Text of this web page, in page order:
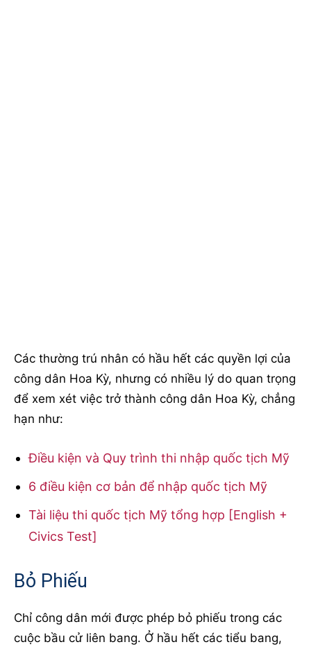
Các thường trú nhân có hầu hết các quyền lợi của
công dân Hoa Kỳ, nhưng có nhiều lý do quan trọng
để xem xét việc trở thành công dân Hoa Kỳ, chẳng
hạn như:
Điều kiện và Quy trình thi nhập quốc tịch Mỹ
6 điều kiện cơ bản để nhập quốc tịch Mỹ
Tài liệu thi quốc tịch Mỹ tổng hợp [English +
Civics Test]
Bỏ Phiếu
Chỉ công dân mới được phép bỏ phiếu trong các
cuộc bầu cử liên bang. Ở hầu hết các tiểu bang,